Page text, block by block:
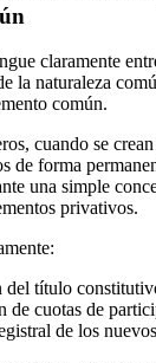
claramente
la naturaleza
común.
cuando se
de forma
una simple
privativos.
título
de cuotas de
de los